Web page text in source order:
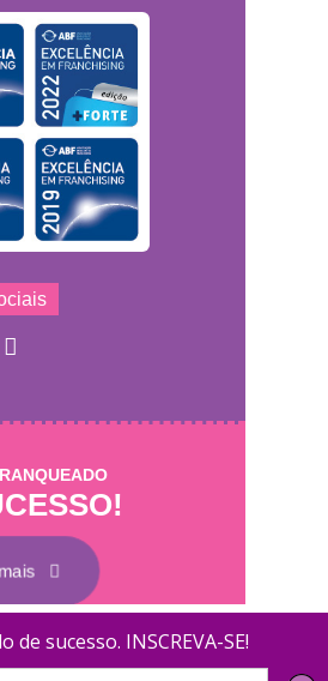
2011 - 2026 - Todos os direitos
reservados
dados para melhorar o